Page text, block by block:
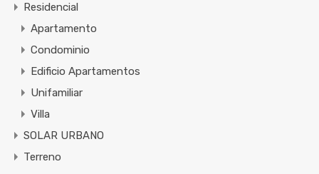
Residencial
Apartamento
Condominio
Edificio Apartamentos
Unifamiliar
Villa
SOLAR URBANO
Terreno